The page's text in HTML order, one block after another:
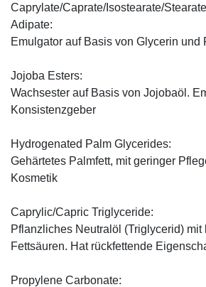
Caprylate/Caprate/Isostearate/
Adipate:
Emulgator auf Basis von Glycerin und
Jojoba Esters:
Wachsester auf Basis von Jojobaöl.
Konsistenzgeber
Hydrogenated Palm Glycerides:
Gehärtetes Palmfett, mit geringer
Kosmetik
Caprylic/Capric Triglyceride:
Pflanzliches Neutralöl (Triglycerid) mit
Fettsäuren. Hat rückfettende
Propylene Carbonate: